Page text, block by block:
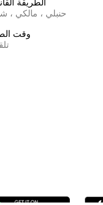
الطريقة
حنبلي ، مالكي ،
وقت